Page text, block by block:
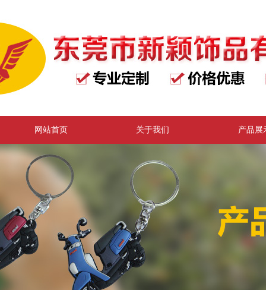
网站首页 关于我们 产品展